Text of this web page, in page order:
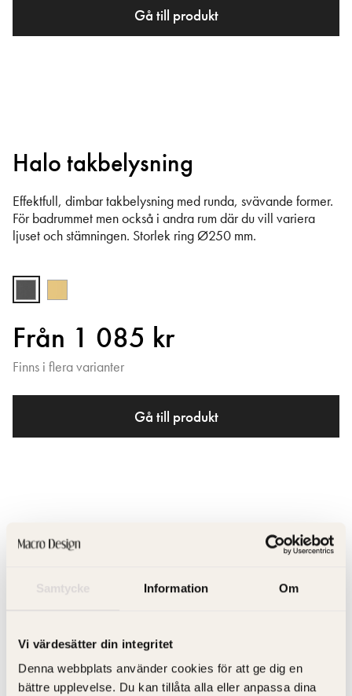
Samtycke Information Om
Vi värdesätter din integritet
Denna webbplats använder cookies för att ge dig en
bättre upplevelse. Du kan tillåta alla eller anpassa dina
Gå till produkt
Halo takbelysning
Effektfull, dimbar takbelysning med runda, svävande former.
För badrummet men också i andra rum där du vill variera
ljuset och stämningen. Storlek ring Ø250 mm.
Från 1 085 kr
Finns i flera varianter
Gå till produkt